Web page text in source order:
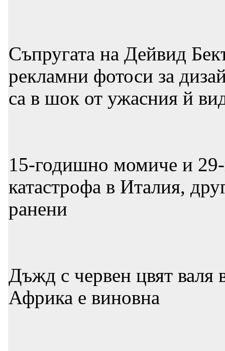
Съпругата на Дейвид
рекламни фотоси за
са в шок от ужасния й
15-годишно момиче и
катастрофа в Италия,
ранени
Дъжд с червен цвят валя
Африка е виновна